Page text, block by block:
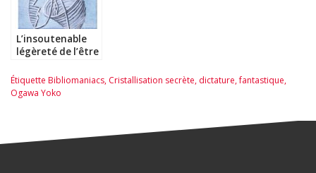
L’insoutenable
légèreté de l’être
Étiquette Bibliomaniacs, Cristallisation secrète, dictature,fantastique,
Ogawa Yoko